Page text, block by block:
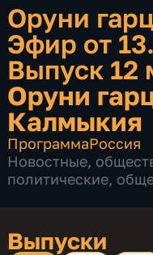
Оруни
Эфир от
Выпуск 12
Оруни
Калмыкия
ПрограммаРоссия
Новостные,
политические,
Выпуски